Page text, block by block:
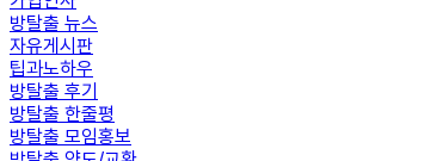
방탈출 뉴스
자유게시판
팁과노하우
방탈출 후기
방탈출 한줄평
방탈출 모임홍보